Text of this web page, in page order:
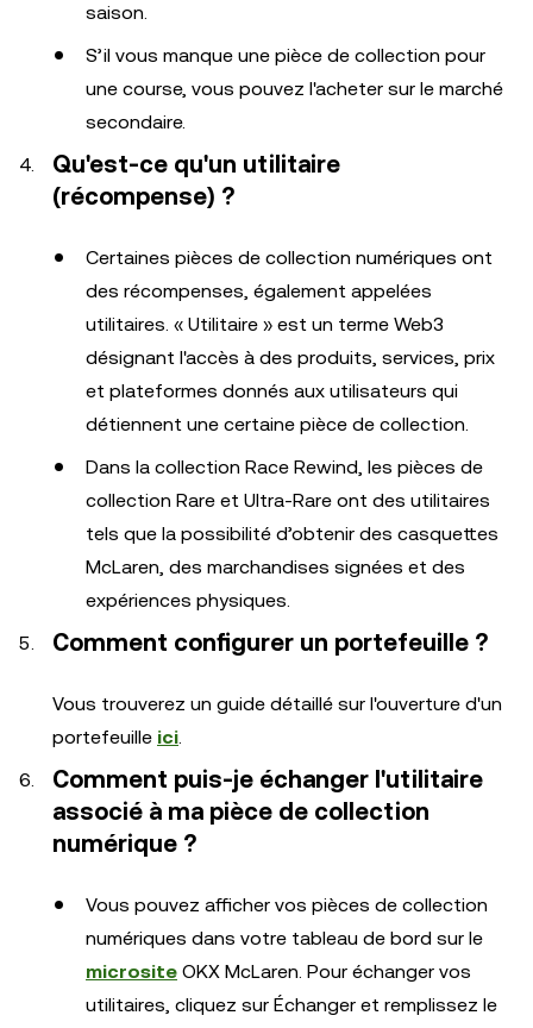
saison.
S’il vous manque une pièce de collection pour
une course, vous pouvez l'acheter sur le marché
secondaire.
Qu'est-ce qu'un utilitaire
(récompense) ?
Certaines pièces de collection numériques ont
des récompenses, également appelées
utilitaires. « Utilitaire » est un terme Web3
désignant l'accès à des produits, services, prix
et plateformes donnés aux utilisateurs qui
détiennent une certaine pièce de collection.
Dans la collection Race Rewind, les pièces de
collection Rare et Ultra-Rare ont des utilitaires
tels que la possibilité d’obtenir des casquettes
McLaren, des marchandises signées et des
expériences physiques.
Comment configurer un portefeuille ?
Vous trouverez un guide détaillé sur l'ouverture d'un
portefeuille ici.
Comment puis-je échanger l'utilitaire
associé à ma pièce de collection
numérique ?
Vous pouvez afficher vos pièces de collection
numériques dans votre tableau de bord sur le
microsite OKX McLaren. Pour échanger vos
utilitaires, cliquez sur Échanger et remplissez le